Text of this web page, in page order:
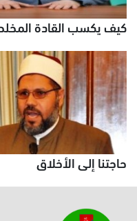
كيف يكسب القادة
حاجتنا إلى الأخلاق